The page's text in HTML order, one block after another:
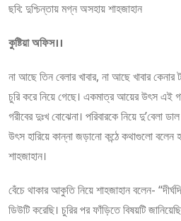
ছবি: দুশ্চিন্তায় মগ্ন অসহায় শাহজাহান
কুষ্টিয়া অফিস।।
না আছে তিন বেলার খাবার, না আছে খাবার
চুরি করে নিয়ে গেছে। একমাত্র আয়ের উৎস এই
গরীবের দুঃখ বোঝেনা। পরিবারকে নিয়ে দু’বেলা
উৎস হারিয়ে কান্না জড়ানো কন্ঠে কথাগুলো বলেন
শাহজাহান।
বেঁচে থাকার আকুতি নিয়ে শাহজাহান বলেন-
ডিউটি করেছি। চুরির পর ফাঁড়িতে বিষয়টি